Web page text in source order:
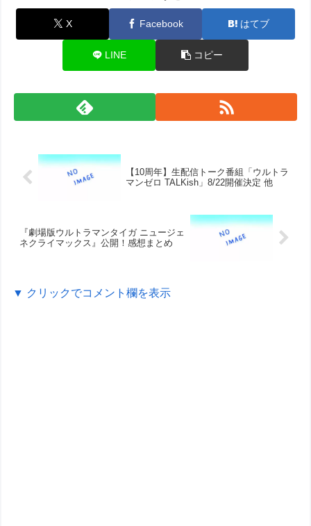
X Facebook はてブ
LINE コピー
【10周年】生配信トーク番組「ウルトラ
マンゼロ TALKish」8/22開催決定 他
『劇場版ウルトラマンタイガ ニュージェ
ネクライマックス』公開！感想まとめ
▼ クリックでコメント欄を表示